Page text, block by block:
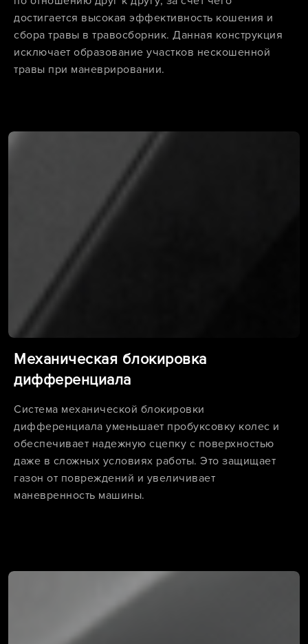
достигается высокая эффективность кошения и
сбора травы в травосборник. Данная конструкция
исключает образование участков нескошенной
травы при маневрировании.
Механическая блокировка
дифференциала
Система механической блокировки
дифференциала уменьшает пробуксовку колес и
обеспечивает надежную сцепку с поверхностью
даже в сложных условиях работы. Это защищает
газон от повреждений и увеличивает
маневренность машины.